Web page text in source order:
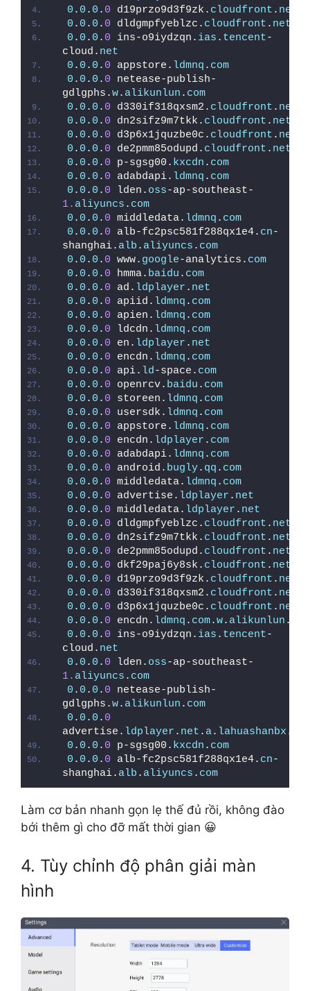
0 . 0 . 0 . 0 d19przo9d3f9zk. cloudfront . net
0 . 0 . 0 . 0 dldgmpfyeblzc. cloudfront . net
0 . 0 . 0 . 0 ins-o9iydzqn. ias . tencent-
cloud. net
0 . 0 . 0 . 0 appstore. ldmnq . com
0 . 0 . 0 . 0 netease-publish-
gdlgphs.w. alikunlun . com
0 . 0 . 0 . 0 d330if318qxsm2. cloudfront . net
0 . 0 . 0 . 0 dn2sifz9m7tkk. cloudfront . net
0 . 0 . 0 . 0 d3p6x1jquzbe0c. cloudfront . net
0 . 0 . 0 . 0 de2pmm85odupd. cloudfront . net
0 . 0 . 0 . 0 p-sgsg00. kxcdn . com
0 . 0 . 0 . 0 adabdapi. ldmnq . com
0 . 0 . 0 . 0 lden. oss-ap-southeast-
1. aliyuncs . com
0 . 0 . 0 . 0 middledata. ldmnq . com
0 . 0 . 0 . 0 alb-fc2psc581f288qx1e4. cn-
shanghai. alb . aliyuncs . com
0 . 0 . 0 . 0 www. google-analytics. com
0 . 0 . 0 . 0 hmma. baidu . com
0 . 0 . 0 . 0 ad. ldplayer . net
0 . 0 . 0 . 0 apiid. ldmnq . com
0 . 0 . 0 . 0 apien. ldmnq . com
0 . 0 . 0 . 0 ldcdn. ldmnq . com
0 . 0 . 0 . 0 en. ldplayer . net
0 . 0 . 0 . 0 encdn. ldmnq . com
0 . 0 . 0 . 0 api. ld-space. com
0 . 0 . 0 . 0 openrcv. baidu . com
0 . 0 . 0 . 0 storeen. ldmnq . com
0 . 0 . 0 . 0 usersdk. ldmnq . com
0 . 0 . 0 . 0 appstore. ldmnq . com
0 . 0 . 0 . 0 encdn. ldplayer . com
0 . 0 . 0 . 0 adabdapi. ldmnq . com
0 . 0 . 0 . 0 android. bugly. qq . com
0 . 0 . 0 . 0 middledata. ldmnq . com
0 . 0 . 0 . 0 advertise. ldplayer . net
0 . 0 . 0 . 0 middledata. ldplayer . net
0 . 0 . 0 . 0 dldgmpfyeblzc. cloudfront . net
0 . 0 . 0 . 0 dn2sifz9m7tkk. cloudfront . net
0 . 0 . 0 . 0 de2pmm85odupd. cloudfront . net
0 . 0 . 0 . 0 dkf29paj6y8sk. cloudfront . net
0 . 0 . 0 . 0 d19przo9d3f9zk. cloudfront . net
0 . 0 . 0 . 0 d330if318qxsm2. cloudfront . net
0 . 0 . 0 . 0 d3p6x1jquzbe0c. cloudfront . net
0 . 0 . 0 . 0 encdn. ldmnq . com.w. alikunlun .
0 . 0 . 0 . 0 ins-o9iydzqn. ias . tencent-
cloud. net
0 . 0 . 0 . 0 lden. oss-ap-southeast-
1. aliyuncs . com
0 . 0 . 0 . 0 netease-publish-
gdlgphs.w. alikunlun . com
0 . 0 . 0 . 0
advertise. ldplayer . net . a. lahuashanbx .
0 . 0 . 0 . 0 p-sgsg00. kxcdn . com
0 . 0 . 0 . 0 alb-fc2psc581f288qx1e4. cn-
shanghai. alb . aliyuncs . com
Làm cơ bản nhanh gọn lẹ thế đủ rồi, không đào
bới thêm gì cho đỡ mất thời gian 😀
4. Tùy chỉnh độ phân giải màn
hình